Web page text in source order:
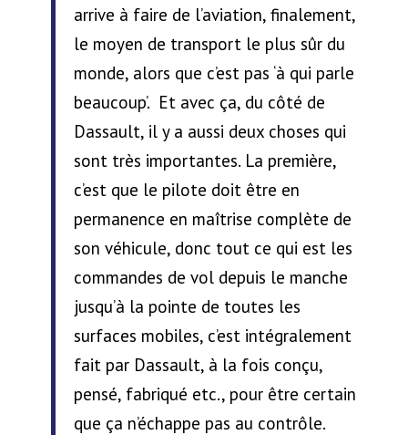
arrive à faire de l’aviation, finalement,
le moyen de transport le plus sûr du
monde, alors que c’est pas ‘à qui parle
beaucoup’. Et avec ça, du côté de
Dassault, il y a aussi deux choses qui
sont très importantes. La première,
c’est que le pilote doit être en
permanence en maîtrise complète de
son véhicule, donc tout ce qui est les
commandes de vol depuis le manche
jusqu’à la pointe de toutes les
surfaces mobiles, c’est intégralement
fait par Dassault, à la fois conçu,
pensé, fabriqué etc., pour être certain
que ça n’échappe pas au contrôle.